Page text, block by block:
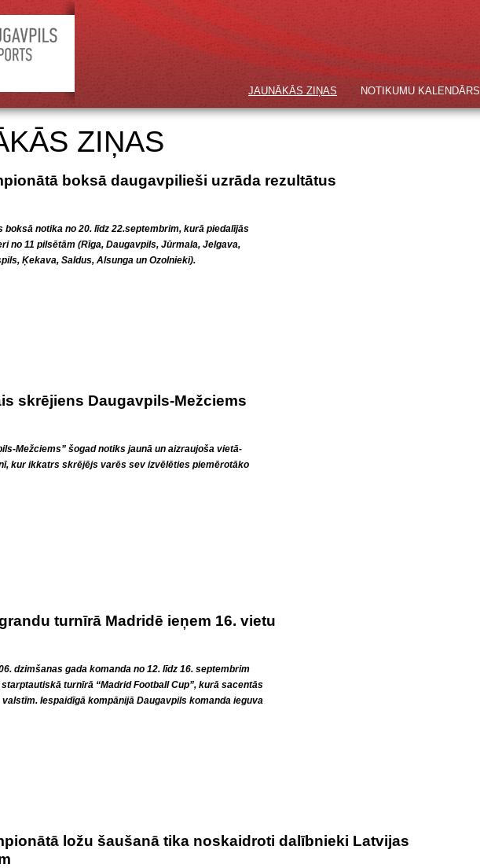
NOTIKUMU KALENDĀRS
JAUNĀKĀS ZIŅAS
ZIŅAS
boksā daugavpilieši uzrāda rezultātus
boksā notika no 20. līdz 22.septembrim, kurā piedalījās
no 11 pilsētām (Rīga, Daugavpils, Jūrmala, Jelgava,
Ķekava, Saldus, Alsunga un Ozolnieki).
skrējiens Daugavpils-Mežciems
Mežciems” šogad notiks jaunā un aizraujoša vietā-
kur ikkatrs skrējējs varēs sev izvēlēties piemērotāko
turnīrā Madridē ieņem 16. vietu
dzimšanas gada komanda no 12. līdz 16. septembrim
turnīrā “Madrid Football Cup”, kurā sacentās
Iespaidīgā kompānijā Daugavpils komanda ieguva
ložu šaušanā tika noskaidroti dalībnieki Latvijas